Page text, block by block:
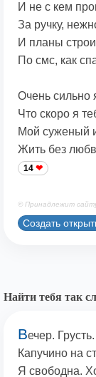
И не с кем
За ручку,
И планы
По смс, как
Очень сильно
Что скоро я
Мой суженый
Жить без
14
© Принадлежит
Создать
Найти тебя так
Вечер.
Капучино на
Я свободна.